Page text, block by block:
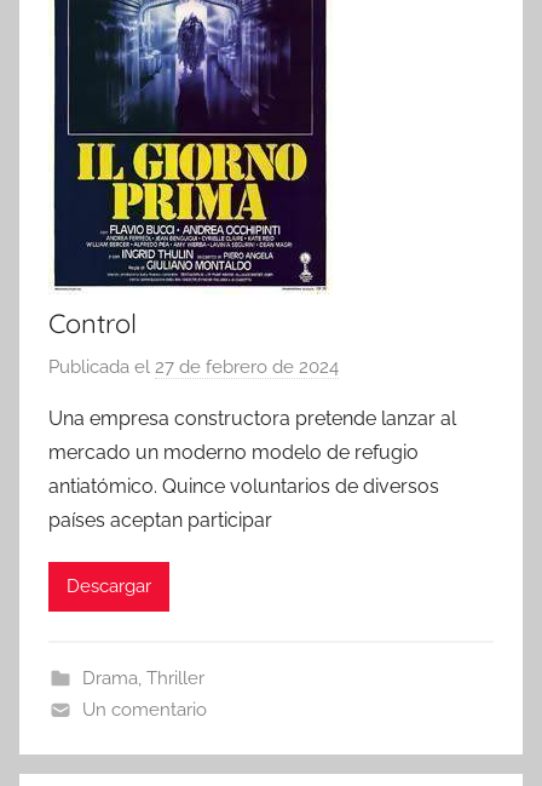
Control
Publicada el 27 de febrero de 2024
r
Una empresa constructora pretende lanzar al
mercado un moderno modelo de refugio
antiatómico. Quince voluntarios de diversos
países aceptan participar
Descargar
Drama, Thriller
Un comentario